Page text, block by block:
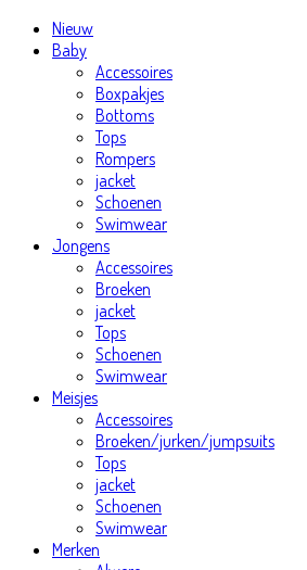
Nieuw
Baby
Accessoires
Boxpakjes
Bottoms
Tops
Rompers
jacket
Schoenen
Swimwear
Jongens
Accessoires
Broeken
jacket
Tops
Schoenen
Swimwear
Meisjes
Accessoires
Broeken/jurken/jumpsuits
Tops
jacket
Schoenen
Swimwear
Merken